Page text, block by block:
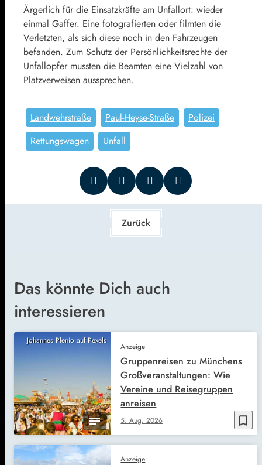
Ärgerlich für die Einsatzkräfte am Unfallort: wieder
einmal Gaffer. Eine fotografierten oder filmten die
Verletzten, als sich diese noch in den Fahrzeugen
befanden. Zum Schutz der Persönlichkeitsrechte der
Unfallopfer mussten die Beamten eine Vielzahl von
Platzverweisen aussprechen.
Landwehrstraße Paul-Heyse-Straße
Polizei
Rettungswagen
Unfall
Zurück
Das könnte Dich auch
interessieren
Johannes Plenio auf Pexels
bookmark_border
Anzeige
5. Aug. 2026
Gruppenreisen zu Münchens
Großveranstaltungen: Wie
Vereine und Reisegruppen
anreisen
Anzeige